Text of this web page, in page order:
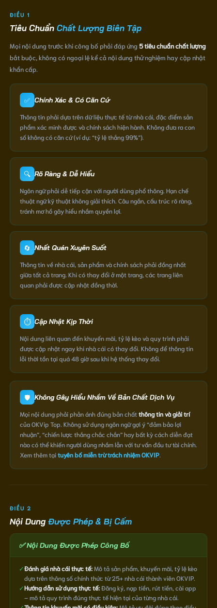
ĐIỀU 1
Tiêu Chuẩn Chất Lượng Biên Tập
Mọi nội dung trước khi công bố phải đáp ứng 5 tiêu chuẩn chất lượng
bắt buộc, không có ngoại lệ kể cả nội dung thử nghiệm hay cập nhật
khẩn cấp.
✅ Chính Xác & Có Căn Cứ
Thông tin phải dựa trên dữ liệu thực tế từ nhà cái, đặc điểm sản
phẩm xác minh được và chính sách hiện hành. Không đưa ra con
số không có căn cứ (ví dụ: “tỷ lệ thắng 99%”).
🔍 Rõ Ràng & Dễ Hiểu
Ngôn ngữ phải dễ tiếp cận với người dùng phổ thông. Hạn chế
thuật ngữ kỹ thuật không giải thích. Câu ngắn, cấu trúc rõ ràng,
tránh mơ hồ gây hiểu nhầm quyền lợi.
🔄 Nhất Quán Xuyên Suốt
Thông tin về nhà cái, sản phẩm và chính sách phải đồng nhất
giữa tất cả trang. Khi có thay đổi ở một trang, các trang liên
quan phải được cập nhật đồng thời.
⏱️ Cập Nhật Kịp Thời
Nội dung liên quan đến khuyến mãi, tỷ lệ kèo và quy trình phải
được cập nhật ngay khi nhà cái có thay đổi. Không để thông tin
lỗi thời tồn tại quá 48 giờ sau khi hệ thống thay đổi.
🛡️ Không Gây Hiểu Nhầm Về Bản Chất Dịch Vụ
Mọi nội dung phải phản ánh đúng bản chấtthông tin và giải trí
của OKVip Top. Không sử dụng ngôn ngữ gợi ý “đảm bảo lợi
nhuận”, “chiến lược thắng chắc chắn” hay bất kỳ cách diễn đạt
nào có thể khiến người dùng nhầm lẫn với tư vấn đầu tư tài chính.
Xem thêm tạituyên bố miễn trừ trách nhiệm OKVIP.
ĐIỀU 2
Nội Dung Được Phép & Bị Cấm
✅ Nội Dung Được Phép Công Bố
✓Đánh giá nhà cái thực tế:Mô tả sản phẩm, khuyến mãi, tỷ lệ kèo
dựa trên thông số chính thức từ 25+ nhà cái thành viên OKVIP.
✓Hướng dẫn sử dụng thực tế:Đăng ký, nạp tiền, rút tiền, cài app
– mô tả quy trình đúng thực tế hiện tại của từng nhà cái.